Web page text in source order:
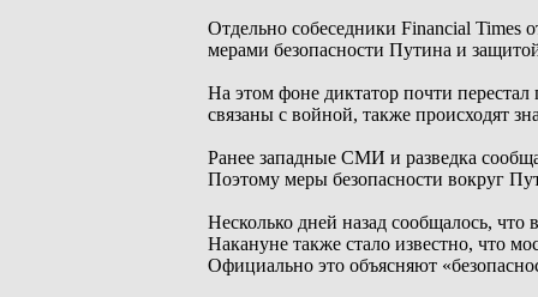
Отдельно собеседники Financial Times
мерами безопасности Путина и
На этом фоне диктатор почти
связаны с войной, также происходят
Ранее западные СМИ и разведка
Поэтому меры безопасности вокруг
Несколько дней назад сообщалось,
Накануне также стало известно, что
Официально это объясняют